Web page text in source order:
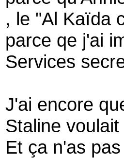
, le "Al Kaïda
parce qe j'ai
Services
J'ai encore
Staline
Et ça n'as